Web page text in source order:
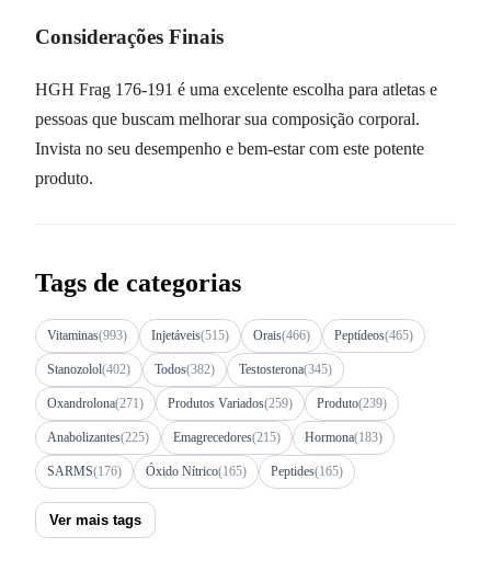
Considerações Finais
HGH Frag 176-191 é uma excelente escolha para atletas e
pessoas que buscam melhorar sua composição corporal.
Invista no seu desempenho e bem-estar com este potente
produto.
Tags de categorias
Vitaminas(993) Injetáveis(515) Orais(466) Peptídeos(465)
Stanozolol(402) Todos(382) Testosterona(345)
Oxandrolona(271) Produtos Variados(259) Produto(239)
Anabolizantes(225) Emagrecedores(215) Hormona(183)
SARMS(176) Óxido Nítrico(165) Peptides(165)
Ver mais tags